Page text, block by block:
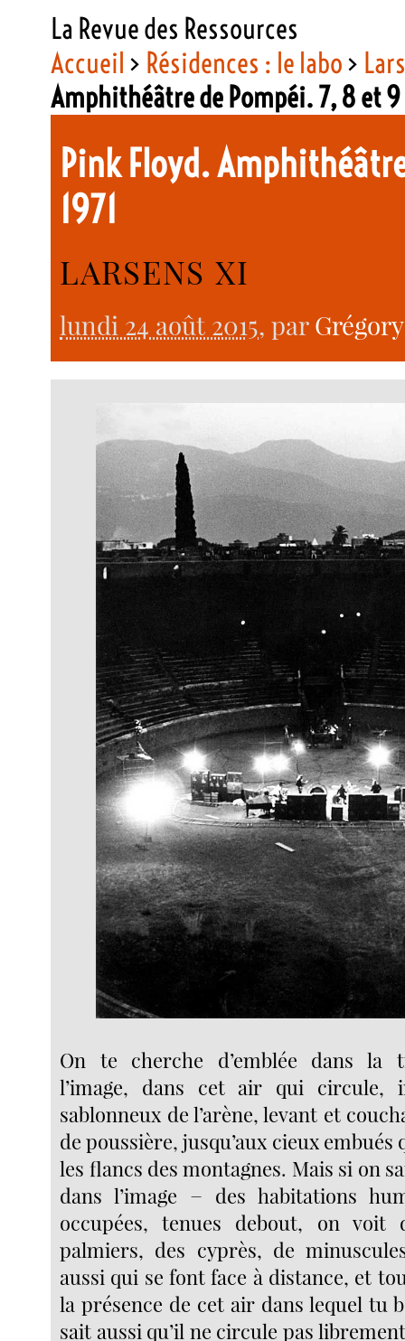
La Revue des Ressources
Accueil > Résidences : le labo>
Amphithéâtre de Pompéi. 7, 8 et 9
Pink Floyd.
1971
LARSENS XI
lundi 24 août 2015, par
On te cherche d’emblée dans la
l’image, dans cet air qui circule,
sablonneux de l’arène, levant et
de poussière, jusqu’aux cieux
les flancs des montagnes. Mais si on
dans l’image − des habitations
occupées, tenues debout, on voit
palmiers, des cyprès, de
aussi qui se font face à distance, et
la présence de cet air dans lequel tu
sait aussi qu’il ne circule pas